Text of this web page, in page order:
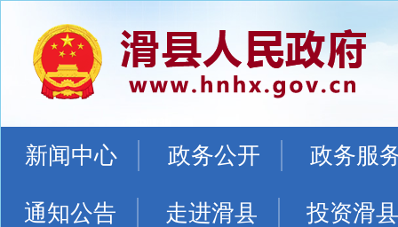
新闻中心 政务公开 政务服
通知公告 走进滑县 投资滑县